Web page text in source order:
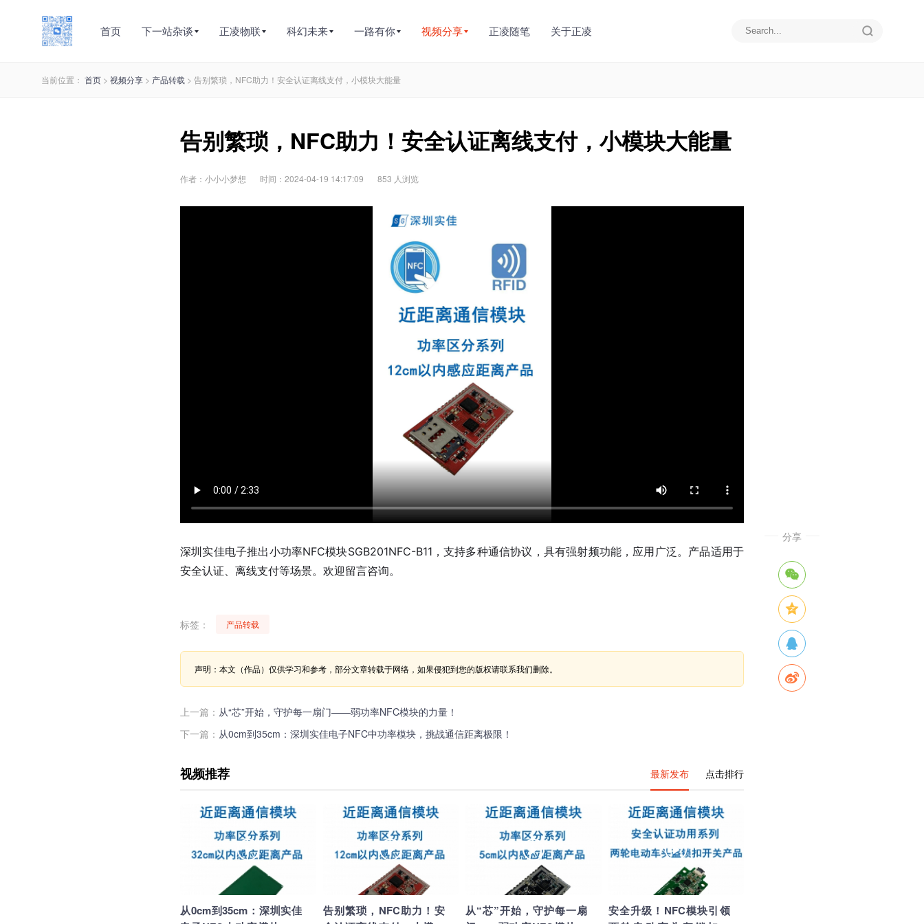
首页 下一站杂谈 正凌物联 科幻未来 一路有你 视频分享 正凌随笔 关于正凌
当前位置： 首页 > 视频分享 > 产品转载 > 告别繁琐，NFC助力！安全认证离线支付，小模块大能量
告别繁琐，NFC助力！安全认证离线支付，小模块大能量
作者：小小小梦想 时间：2024-04-19 14:17:09 853 人浏览
深圳实佳电子推出小功率NFC模块SGB201NFC-B11，支持多种通信协议，具有强射频功能，应用广泛。产品适用于
安全认证、离线支付等场景。欢迎留言咨询。
标签： 产品转载
声明：本文（作品）仅供学习和参考，部分文章转载于网络，如果侵犯到您的版权请联系我们删除。
上一篇： 从“芯”开始，守护每一扇门——弱功率NFC模块的力量！
下一篇： 从0cm到35cm：深圳实佳电子NFC中功率模块，挑战通信距离极限！
分享
视频推荐 最新发布 点击排行
从0cm到35cm：深圳实佳
告别繁琐，NFC助力！安
从“芯”开始，守护每一扇
安全升级！NFC模块引领